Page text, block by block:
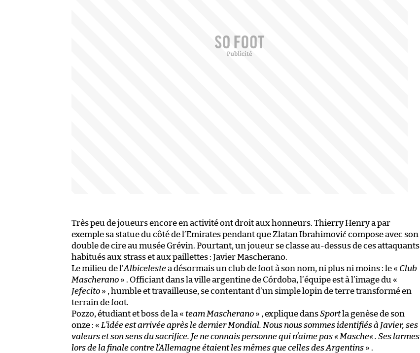
Très peu de joueurs encore en activité ont droit aux honneurs. Thierry Henry a par
exemple sa statue du côté de l’Emirates pendant que Zlatan Ibrahimović compose avec son
double de cire au musée Grévin. Pourtant, un joueur se classe au-dessus de ces attaquants
habitués aux strass et aux paillettes : Javier Mascherano.
Le milieu de l’Albicelestea désormais un club de foot à son nom, ni plus ni moins : le « Club
Mascherano » . Officiant dans la ville argentine de Córdoba, l’équipe est à l’image du «
Jefecito » , humble et travailleuse, se contentant d’un simple lopin de terre transformé en
terrain de foot.
Pozzo, étudiant et boss de la « team Mascherano » , explique dansSportla genèse de son
onze : « L’idée est arrivée après le dernier Mondial. Nous nous sommes identifiés à Javier, ses
valeurs et son sens du sacrifice. Je ne connais personne qui n’aime pas « Masche« . Ses larmes
lors de la finale contre l’Allemagne étaient les mêmes que celles des Argentins » .